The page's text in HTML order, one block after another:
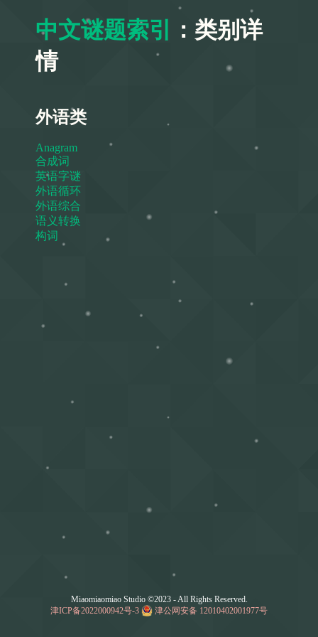
中文谜题索引
：类别详
情
外语类
Anagram
合成词
英语字谜
外语循环
外语综合
语义转换
构词
Miaomiaomiao Studio ©2023 - All Rights Reserved.
津ICP备2022000942号-3
津公网安备 12010402001977号